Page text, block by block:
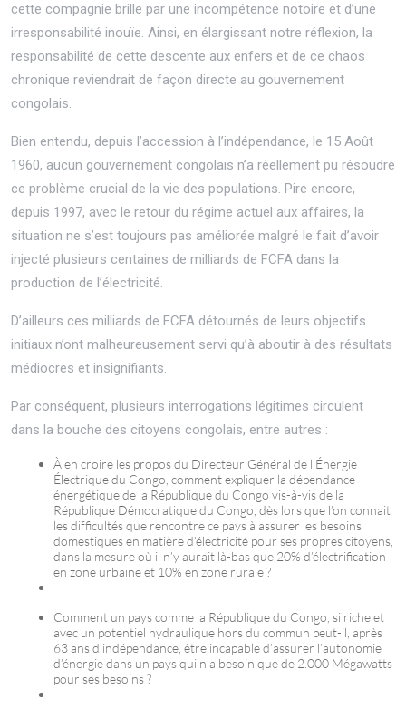
cette compagnie brille par une incompétence notoire et d’une
irresponsabilité inouïe. Ainsi, en élargissant notre réflexion, la
responsabilité de cette descente aux enfers et de ce chaos
chronique reviendrait de façon directe au gouvernement
congolais.
Bien entendu, depuis l’accession à l’indépendance, le 15 Août
1960, aucun gouvernement congolais n’a réellement pu résoudre
ce problème crucial de la vie des populations. Pire encore,
depuis 1997, avec le retour du régime actuel aux affaires, la
situation ne s’est toujours pas améliorée malgré le fait d’avoir
injecté plusieurs centaines de milliards de FCFA dans la
production de l’électricité.
D’ailleurs ces milliards de FCFA détournés de leurs objectifs
initiaux n’ont malheureusement servi qu’à aboutir à des résultats
médiocres et insignifiants.
Par conséquent, plusieurs interrogations légitimes circulent
dans la bouche des citoyens congolais, entre autres :
À en croire les propos du Directeur Général de l’Énergie
Électrique du Congo, comment expliquer la dépendance
énergétique de la République du Congo vis-à-vis de la
République Démocratique du Congo, dès lors que l’on connait
les difficultés que rencontre ce pays à assurer les besoins
domestiques en matière d’électricité pour ses propres citoyens,
dans la mesure où il n’y aurait là-bas que 20% d’électrification
en zone urbaine et 10% en zone rurale ?
Comment un pays comme la République du Congo, si riche et
avec un potentiel hydraulique hors du commun peut-il, après
63 ans d’indépendance, être incapable d’assurer l’autonomie
d’énergie dans un pays qui n’a besoin que de 2.000 Mégawatts
pour ses besoins ?